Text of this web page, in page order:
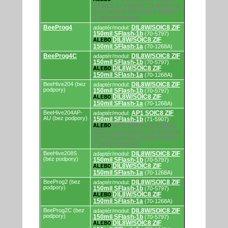
SFlash-1a (ord.no. 71-4176) or
AP1 SOIC8 ZIF 150mil SFlash-
1 (discontinued)
BeeProg4
adaptér/modul: DIL8W/SOIC8 ZIF
150mil SFlash-1b (70-5797)
ALEBO DIL8W/SOIC8 ZIF
150mil SFlash-1a (70-1268A)
BeeProg4C adaptér/modul: DIL8W/SOIC8 ZIF
150mil SFlash-1b (70-5797)
ALEBO DIL8W/SOIC8 ZIF
150mil SFlash-1a (70-1268A)
BeeHive204 (bez
podpory)
adaptér/modul: DIL8W/SOIC8 ZIF
150mil SFlash-1b (70-5797)
ALEBO DIL8W/SOIC8 ZIF
150mil SFlash-1a (70-1268A)
BeeHive204AP-
AU (bez podpory)
adaptér/modul: AP1 SOIC8 ZIF
150mil SFlash-1b (71-5907)
ALEBO AP1 SOIC8 ZIF 150mil
SFlash-1a (ord.no. 71-4176) or
AP1 SOIC8 ZIF 150mil SFlash-
1 (discontinued)
BeeHive208S
(bez podpory)
adaptér/modul: DIL8W/SOIC8 ZIF
150mil SFlash-1b (70-5797)
ALEBO DIL8W/SOIC8 ZIF
150mil SFlash-1a (70-1268A)
BeeProg2 (bez
podpory)
adaptér/modul: DIL8W/SOIC8 ZIF
150mil SFlash-1b (70-5797)
ALEBO DIL8W/SOIC8 ZIF
150mil SFlash-1a (70-1268A)
BeeProg2C (bez
podpory)
adaptér/modul: DIL8W/SOIC8 ZIF
150mil SFlash-1b (70-5797)
ALEBO DIL8W/SOIC8 ZIF